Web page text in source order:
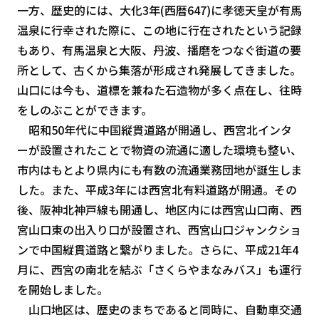
一方、歴史的には、大化3年(西暦647)に孝徳天皇が有馬
温泉に行幸された際に、この地に行在されたという記録
もあり、有馬温泉と大阪、丹波、播磨をつなぐ街道の要
所として、古くから集落が形成され発展してきました。
山口には今も、道標を兼ねた石造物が多く点在し、往時
をしのぶことができます。
昭和50年代に中国縦貫道路が開通し、西宮北インタ
ーが設置されたことで物資の流通に適した環境も整い、
市内はもとより県内にも有数の流通業務団地が誕生しま
した。また、平成3年には西宮北有料道路が開通。その
後、阪神北神戸線も開通し、地区内には西宮山口南、西
宮山口東の出入り口が設置され、西宮山口ジャンクショ
ンで中国縦貫道路と繋がりました。さらに、平成21年4
月に、西宮の南北を結ぶ「さくらやまなみバス」も運行
を開始しました。
山口地区は、歴史のまちであると同時に、自動車交通